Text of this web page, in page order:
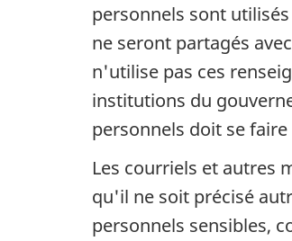
personnels sont
ne seront partagés
n'utilise pas ces
institutions du
personnels doit se
Les courriels et autres
qu'il ne soit précisé
personnels sensibles,